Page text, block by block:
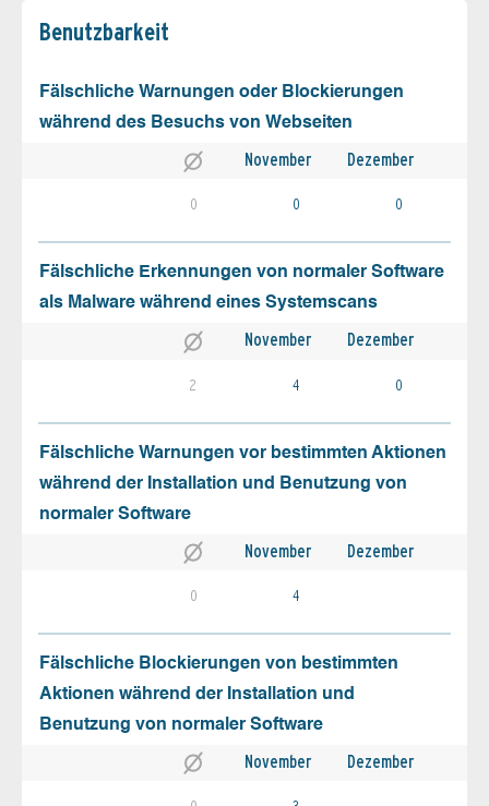
Benutz­barkeit
Fälschliche Warnungen oder Blockierungen
während des Besuchs von Webseiten
November Dezember
0 0 0
Fälschliche Erkennungen von normaler Software
als Malware während eines Systemscans
November Dezember
2 4 0
Fälschliche Warnungen vor bestimmten Aktionen
während der Installation und Benutzung von
normaler Software
November Dezember
0 4
Fälschliche Blockierungen von bestimmten
Aktionen während der Installation und
Benutzung von normaler Software
November Dezember